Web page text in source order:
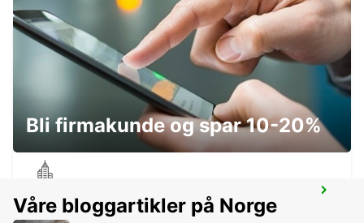
DUBLIN SPENCER DOCK
DUBLIN - IRELAND
DUBLIN SOUTH
DUBLIN - IRELAND
Bli firmakunde og spar 10-20%
Våre bloggartikler på Norge